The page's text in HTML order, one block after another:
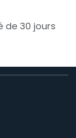
de 30 jours